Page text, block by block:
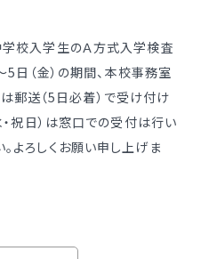
校入学生のＡ方式入学検査
5日（金）の期間、本校事務室
郵送（5日必着）で受け付け
・祝日）は窓口での受付は行い
よろしくお願い申し上げま